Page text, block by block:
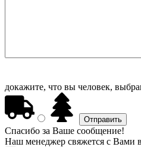
докажите, что вы человек,
Спасибо за Ваше сообщение!
Наш менеджер свяжется с Вами